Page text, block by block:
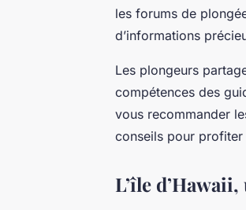
les forums de
d’informations
Les plongeurs
compétences des
vous recommander
conseils pour
L’île